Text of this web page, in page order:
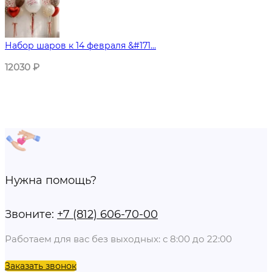
Набор шаров к 14 февраля &#171...
12030 ₽
Нужна помощь?
Звоните: +7 (812) 606-70-00
Работаем для вас без выходных: с 8:00 до 22:00
Заказать звонок